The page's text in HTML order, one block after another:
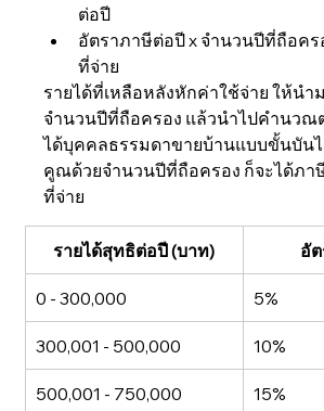
ต่อปี
อัตราภาษีต่อปี x จำนวนปีที่ถือค
ที่จ่าย
รายได้ที่เหลือหลังหักค่าใช้จ่าย ให้นำ
จำนวนปีที่ถือครอง แล้วนำไปคำนวณ
ได้บุคคลธรรมดาขายบ้านแบบขั้นบัน
คูณด้วยจำนวนปีที่ถือครอง ก็จะได้ภ
ที่จ่าย
รายได้สุทธิต่อปี (บาท) อั
0 - 300,000 5%
300,001 - 500,000 10%
500,001 - 750,000 15%